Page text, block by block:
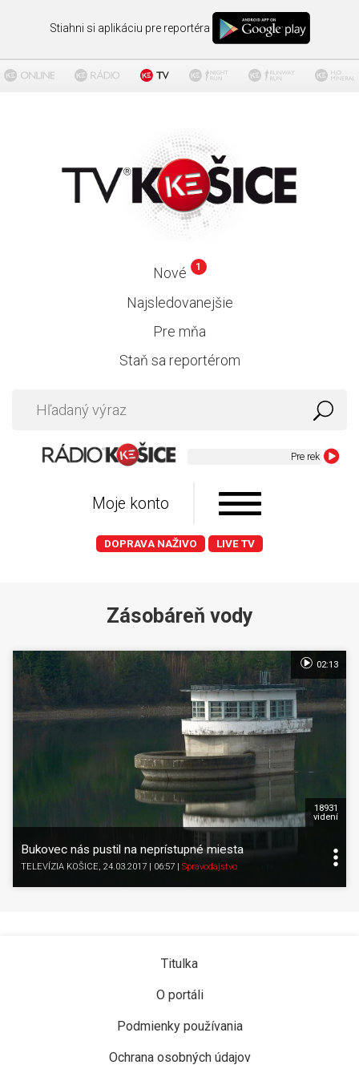
Stiahni si aplikáciu pre reportéra
Nové 1
Najsledovanejšie
Pre mňa
Staň sa reportérom
Pre reklamu v
Moje konto
DOPRAVA NAŽIVO LIVE TV
Zásobáreň vody
Bukovec nás pustil na neprístupné miesta
TELEVÍZIA KOŠICE, 24.03.2017 | 06:57 Spravodajstvo
18931
videní
02:13
Titulka
O portáli
Podmienky používania
Ochrana osobných údajov